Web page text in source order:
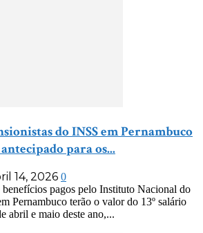
do INSS em Pernambuco
para os...
14, 2026 0
pagos pelo Instituto Nacional do
Pernambuco terão o valor do 13º salário
abril e maio deste ano,...